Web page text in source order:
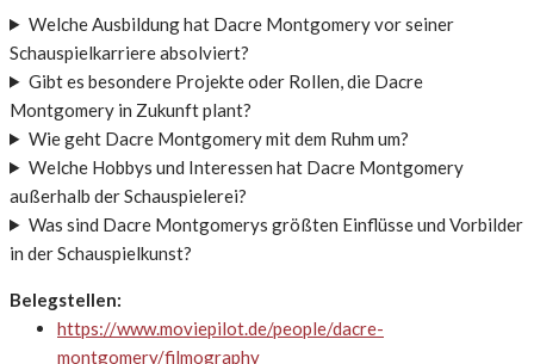
Welche Ausbildung hat Dacre Montgomery vor seiner
Schauspielkarriere absolviert?
Gibt es besondere Projekte oder Rollen, die Dacre
Montgomery in Zukunft plant?
Wie geht Dacre Montgomery mit dem Ruhm um?
Welche Hobbys und Interessen hat Dacre Montgomery
außerhalb der Schauspielerei?
Was sind Dacre Montgomerys größten Einflüsse und Vorbilder
in der Schauspielkunst?
Belegstellen:
https://www.moviepilot.de/people/dacre-
montgomery/filmography